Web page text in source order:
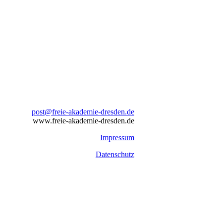
post@freie-akademie-dresden.de
www.freie-akademie-dresden.de
Impressum
Datenschutz